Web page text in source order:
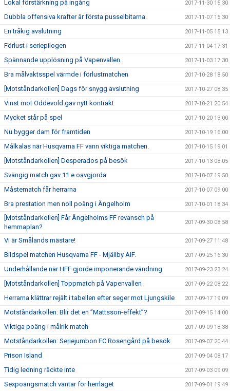
Lokal förstärkning på ingång 2017-11-30 15:30
Dubbla offensiva krafter är första pusselbitarna. 2017-11-07 15:30
En tråkig avslutning 2017-11-05 15:13
Förlust i seriepilogen 2017-11-04 17:31
Spännande upplösning på Vapenvallen 2017-11-03 17:30
Bra målvaktsspel värmde i förlustmatchen 2017-10-28 18:50
[Motståndarkollen] Dags för snygg avslutning 2017-10-27 08:35
Vinst mot Oddevold gav nytt kontrakt 2017-10-21 20:54
Mycket står på spel 2017-10-20 13:00
Nu bygger dam för framtiden 2017-10-19 16:00
Målkalas när Husqvarna FF vann viktiga matchen. 2017-10-15 19:01
[Motståndarkollen] Desperados på besök 2017-10-13 08:05
Svängig match gav 11:e oavgjorda 2017-10-07 19:50
Måstematch får herrarna 2017-10-07 09:00
Bra prestation men noll poäng i Ängelholm 2017-10-01 18:34
[Motståndarkollen] Får Ängelholms FF revansch på
hemmaplan?
2017-09-30 08:58
Vi är Smålands mästare! 2017-09-27 11:48
Bildspel matchen Husqvarna FF - Mjällby AIF. 2017-09-25 16:30
Underhållande när HFF gjorde imponerande vändning 2017-09-23 23:24
[Motståndarkollen] Toppmatch på Vapenvallen 2017-09-22 08:22
Herrarna klättrar rejält i tabellen efter seger mot Ljungskile 2017-09-17 19:09
Motståndarkollen: Blir det en ”Mattsson-effekt”? 2017-09-15 14:00
Viktiga poäng i målrik match 2017-09-09 18:38
Motståndarkollen: Seriejumbon FC Rosengård på besök 2017-09-07 20:44
Prison Island 2017-09-04 08:17
Tidig ledning räckte inte 2017-09-03 09:09
Sexpoängsmatch väntar för herrlaget 2017-09-01 19:49